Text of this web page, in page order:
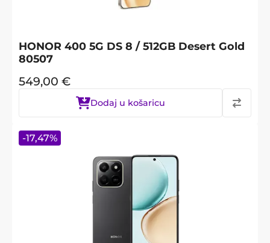
HONOR 400 5G DS 8 / 512GB Desert Gold
80507
549,00 €
Dodaj u košaricu
-17,47%